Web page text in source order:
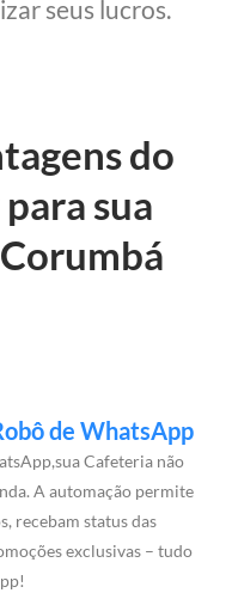
seus lucros.
do
sua
de WhatsApp
Cafeteria não
A automação permite
recebam status das
exclusivas – tudo